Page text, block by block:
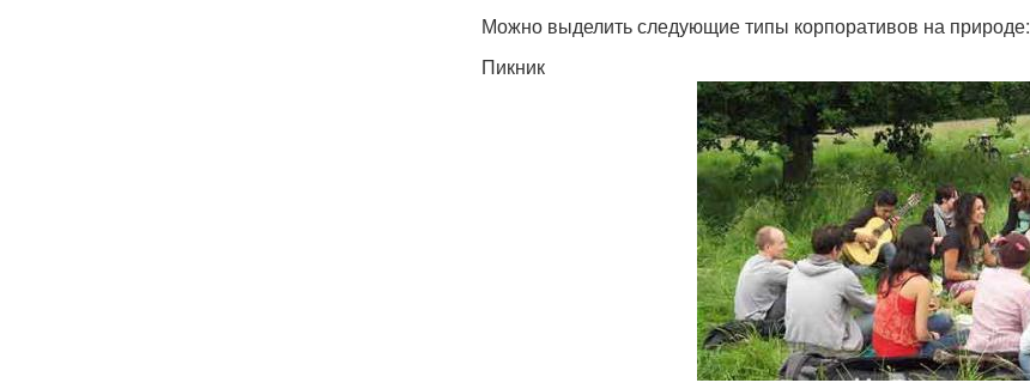
Можно выделить следующие типы корпоративов на природе:
Пикник